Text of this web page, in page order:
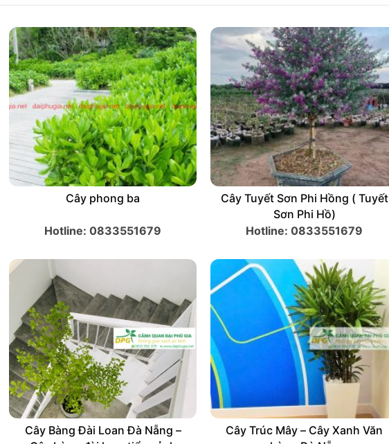
Cây Huyết Dụ Kiếm – Cây Xanh
Hotline: 0833551679
Cây phong ba
Hotline: 0833551679
Cây Cau Nga Mi – Cây Chà Là
Cây Bàng Đài Loan Đà Nẵng –